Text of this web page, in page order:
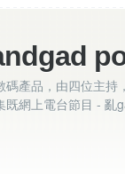
碼產品，由四位主持
網上電台節目 - 亂